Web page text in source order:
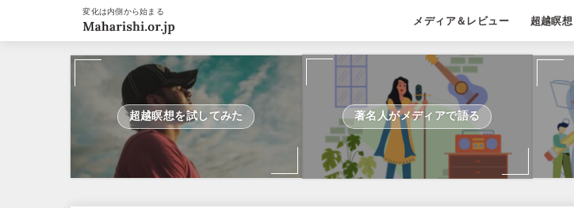
変化は内側から始まる
メディア＆レビュー 超越瞑想
超越瞑想を試してみた 著名人がメディアで語る